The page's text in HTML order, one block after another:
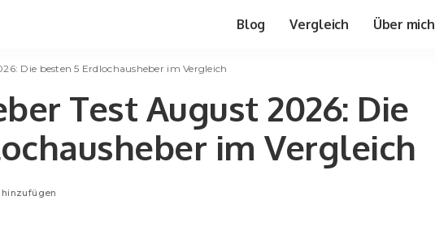
Blog Vergleich Über mich
Die besten 5 Erdlochausheber im Vergleich
Test August 2026: Die
im Vergleich